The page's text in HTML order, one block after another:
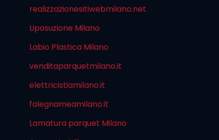
realizzazionesitiwebmilano.net
Liposuzione Milano
Labio Plastica Milano
venditaparquetmilano.it
elettricistiamilano.it
falegnameamilano.it
Lamatura parquet Milano